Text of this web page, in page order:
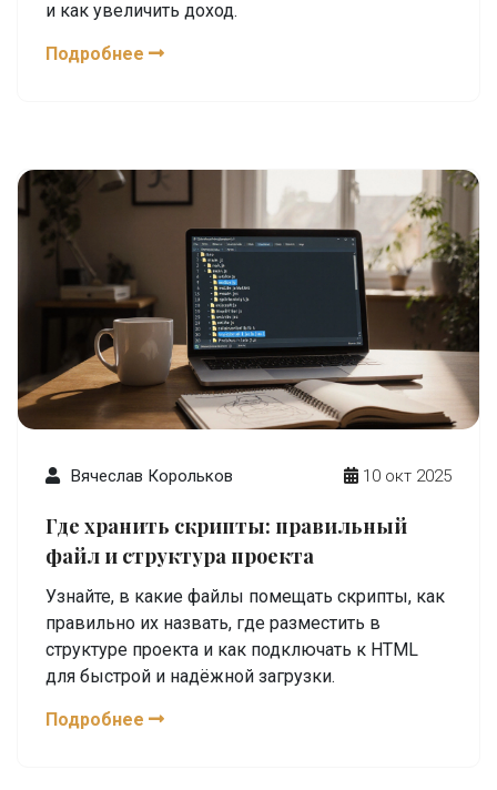
и как увеличить доход.
Подробнее
Вячеслав Корольков 10 окт 2025
Где хранить скрипты: правильный
файл и структура проекта
Узнайте, в какие файлы помещать скрипты, как
правильно их назвать, где разместить в
структуре проекта и как подключать к HTML
для быстрой и надёжной загрузки.
Подробнее